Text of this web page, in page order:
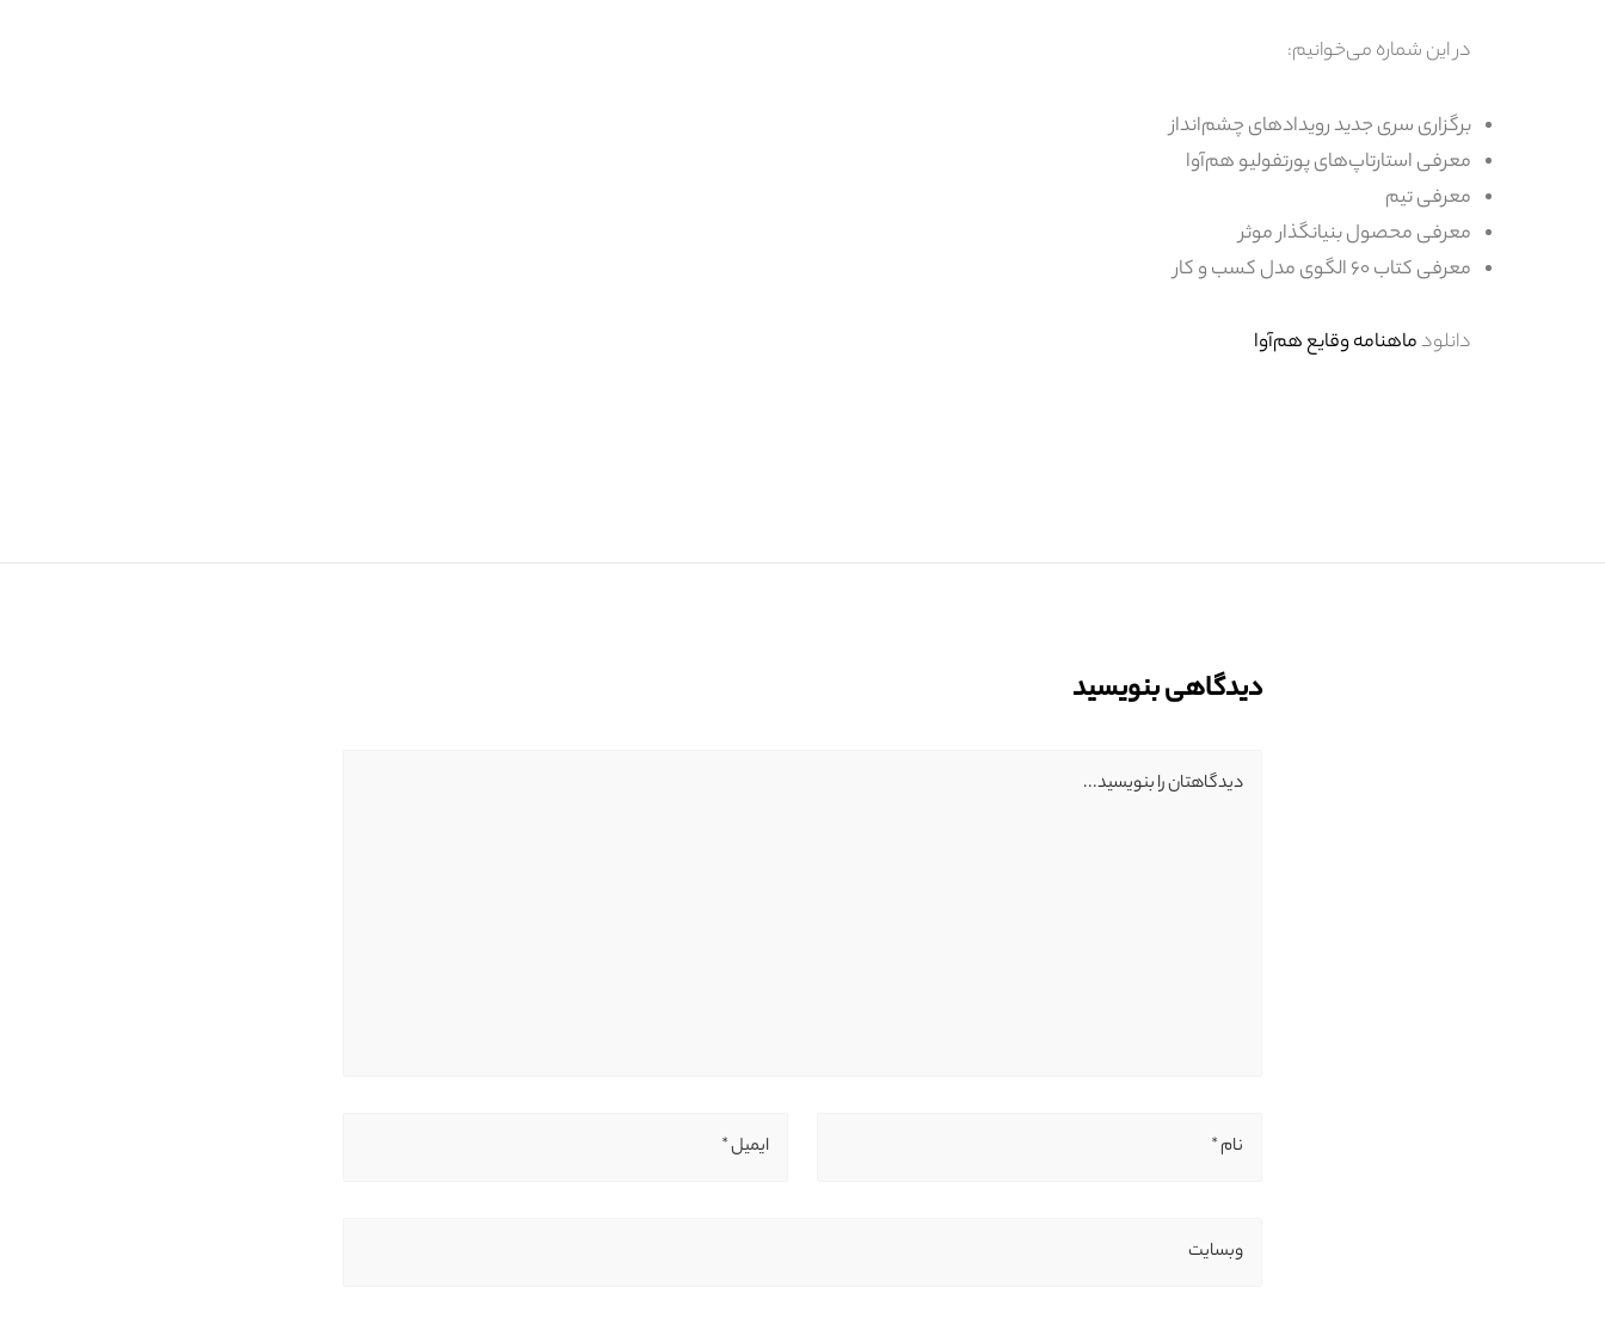
در این شماره می‌خوانیم:
برگزاری سری جدید رویدادهای چشم‌انداز
معرفی استارتاپ‌های پورتفولیو هم‌آوا
معرفی تیم
معرفی محصول بنیانگذار موثر
معرفی کتاب ۶۰ الگوی مدل کسب و کار
دانلودماهنامه وقایع هم‌آوا
دیدگاهی بنویسید
دیدگاهتان را بنویسید...
نام * ایمیل *
وبسایت